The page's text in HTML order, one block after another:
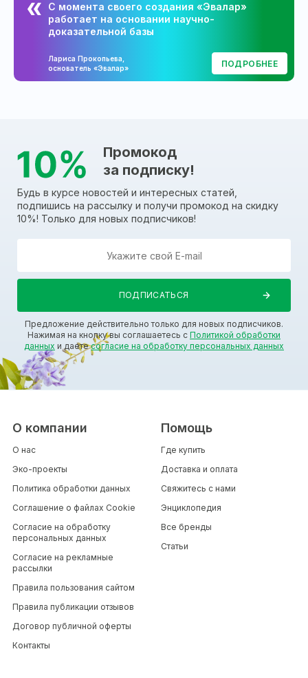
С момента своего создания «Эвалар»
работает на основании научно-
доказательной базы
Лариса Прокопьева,
основатель «Эвалар»
ПОДРОБНЕЕ
Промокод
за подписку!
Будь в курсе новостей и интересных статей,
подпишись на рассылку и получи промокод на скидку
10%! Только для новых подписчиков!
Предложение действительно только для новых подписчиков.
Нажимая на кнопку вы соглашаетесь с Политикой обработки
данных и даетесогласие на обработку персональных данных
О компании
О нас
Эко-проекты
Политика обработки данных
Соглашение о файлах Cookie
Согласие на обработку
персональных данных
Согласие на рекламные
рассылки
Правила пользования сайтом
Правила публикации отзывов
Договор публичной оферты
Контакты
Помощь
Где купить
Доставка и оплата
Свяжитесь с нами
Энциклопедия
Все бренды
Статьи